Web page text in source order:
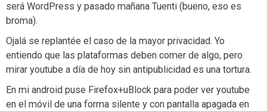
será WordPress y pasado mañana Tuenti (bueno, eso es
broma).
Ojalá se replantée el caso de la mayor privacidad. Yo
entiendo que las plataformas deben comer de algo, pero
mirar youtube a día de hoy sin antipublicidad es una tortura.
En mi android puse Firefox+uBlock para poder ver youtube
en el móvil de una forma silente y con pantalla apagada en